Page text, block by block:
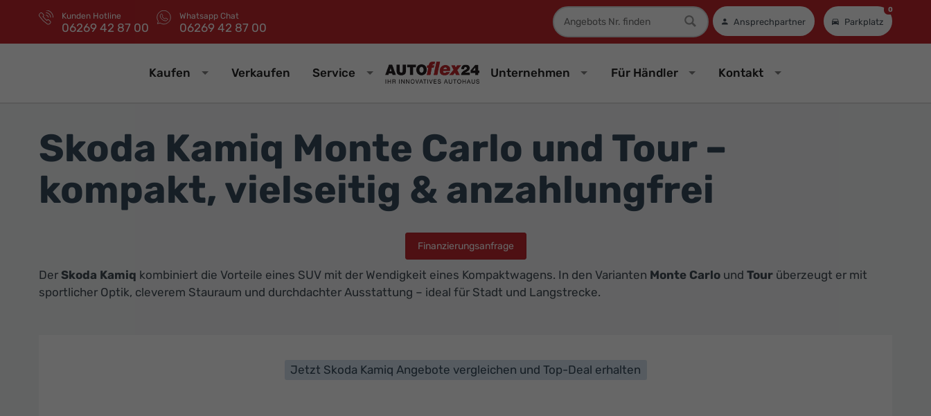
Kunden Hotline
06269 42 87 00
Whatsapp Chat
06269 42 87 00
Fahrzeugnummer
Ansprechpartner Parkplatz
0
Kaufen Verkaufen Service Unternehmen Für Händler Kontakt
Skoda Kamiq Monte Carlo und Tour –
kompakt, vielseitig & anzahlungfrei
Finanzierungsanfrage
Der Skoda Kamiq kombiniert die Vorteile eines SUV mit der Wendigkeit eines Kompaktwagens. In den Varianten Monte Carlo und Tour überzeugt er mit
sportlicher Optik, cleverem Stauraum und durchdachter Ausstattung – ideal für Stadt und Langstrecke.
Jetzt Skoda Kamiq Angebote vergleichen und Top-Deal erhalten